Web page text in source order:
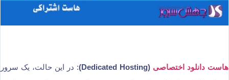
هاست دانلود اختصاصی (Dedicated Hosting) : در این حالت، یک سرور